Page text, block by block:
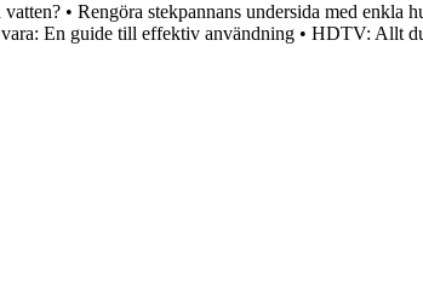
• Rengöra stekpannans undersida med enkla
En guide till effektiv användning • HDTV: Allt